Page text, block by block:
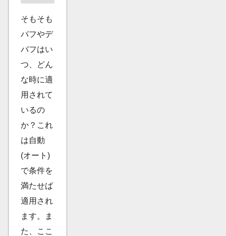
そもそも
バフやデ
バフはい
つ、どん
な時に適
用されて
いるの
か？これ
は自動
(オート)
で条件を
満たせば
適用され
ます。ま
た、ここ